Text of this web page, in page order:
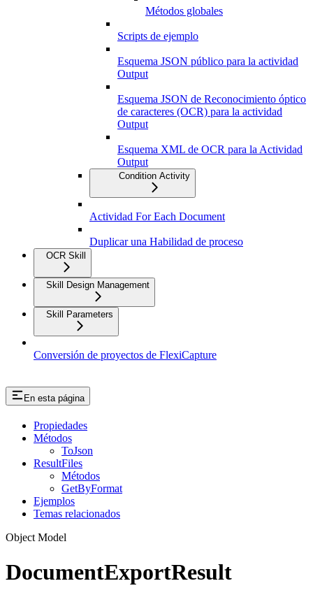
Métodos globales
Scripts de ejemplo
Esquema JSON público para la actividad
Output
Esquema JSON de Reconocimiento óptico
de caracteres (OCR) para la actividad
Output
Esquema XML de OCR para la Actividad
Output
Condition Activity
Actividad For Each Document
Duplicar una Habilidad de proceso
OCR Skill
Skill Design Management
Skill Parameters
Conversión de proyectos de FlexiCapture
En esta página
Propiedades
Métodos
ToJson
ResultFiles
Métodos
GetByFormat
Ejemplos
Temas relacionados
Object Model
DocumentExportResult